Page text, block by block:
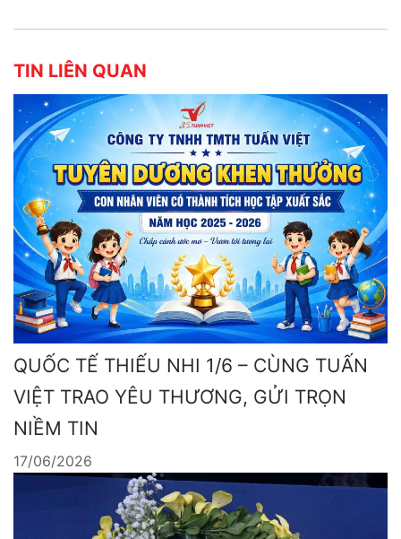
TIN LIÊN QUAN
QUỐC TẾ THIẾU NHI 1/6 – CÙNG TUẤN
VIỆT TRAO YÊU THƯƠNG, GỬI TRỌN
NIỀM TIN
17/06/2026